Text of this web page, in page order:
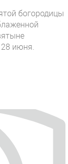
богородицы
28 июня.